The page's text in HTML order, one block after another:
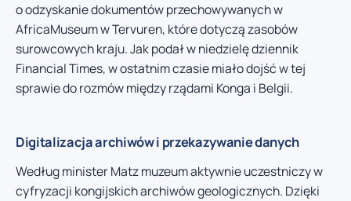
o odzyskanie dokumentów przechowywanych w
AfricaMuseum w Tervuren, które dotyczą zasobów
surowcowych kraju. Jak podał w niedzielę dziennik
Financial Times, w ostatnim czasie miało dojść w tej
sprawie do rozmów między rządami Konga i Belgii.
Digitalizacja archiwów i przekazywanie danych
Według minister Matz muzeum aktywnie uczestniczy w
cyfryzacji kongijskich archiwów geologicznych. Dzięki